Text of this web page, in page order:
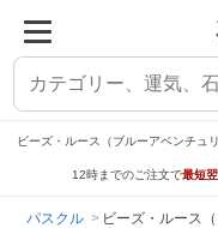
ビーズ・ルース（ブルーアベンチュ
12時までのご注文で最短
パスクル ビーズ・ルース